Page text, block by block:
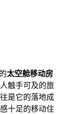
太空舱移动房
触手可及的旅
是它的落地成
十足的移动住